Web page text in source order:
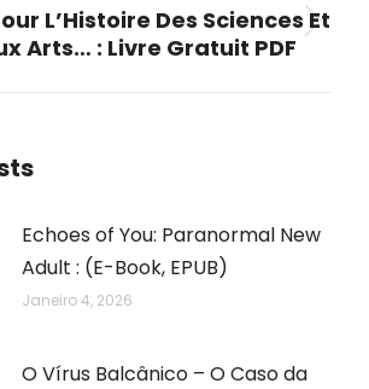
Next
L’Histoire Des Sciences Et
Arts… : Livre Gratuit PDF
Echoes of You: Paranormal New
Adult : (E-Book, EPUB)
Janeiro 4, 2026
O Vírus Balcânico – O Caso da